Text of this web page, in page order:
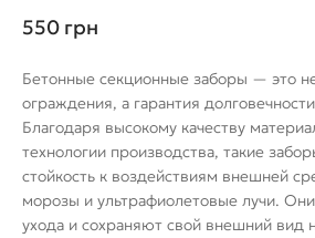
550 грн
Бетонные секционные заборы — это
ограждения, а гарантия
Благодаря высокому качеству
технологии производства, такие
стойкость к воздействиям внешней
морозы и ультрафиолетовые лучи.
ухода и сохраняют свой внешний вид